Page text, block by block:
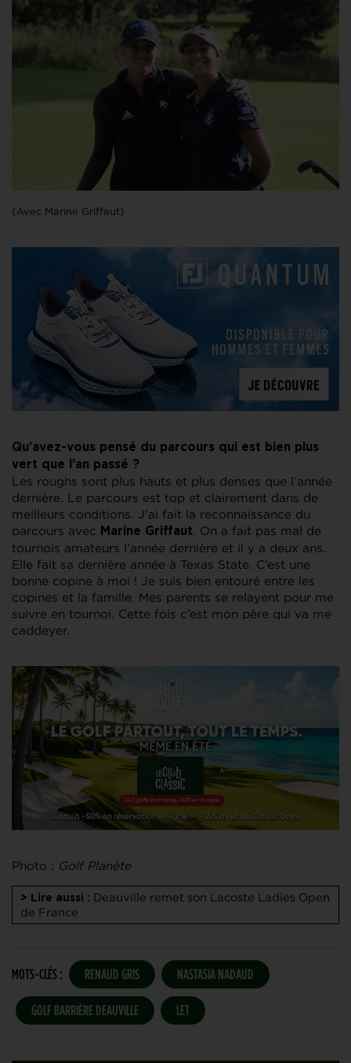
(Avec Marine Griffaut)
Qu’avez-vous pensé du parcours qui est bien plus
vert que l’an passé ?
Les roughs sont plus hauts et plus denses que l’année
dernière. Le parcours est top et clairement dans de
meilleurs conditions. J’ai fait la reconnaissance du
parcours avec Marine Griffaut. On a fait pas mal de
tournois amateurs l’année dernière et il y a deux ans.
Elle fait sa dernière année à Texas State. C’est une
bonne copine à moi ! Je suis bien entouré entre les
copines et la famille. Mes parents se relayent pour me
suivre en tournoi. Cette fois c’est mon père qui va me
caddeyer.
Photo : Golf Planète
> Lire aussi : Deauville remet son Lacoste Ladies Open
de France
MOTS-CLÉS : RENAUD GRIS NASTASIA NADAUD
GOLF BARRIÈRE DEAUVILLE LET